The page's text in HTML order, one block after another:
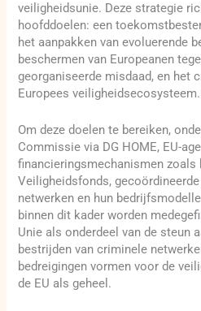
veiligheidsunie. Deze strategie
hoofddoelen: een
het aanpakken van evoluerende
beschermen van Europeanen
georganiseerde misdaad, en het
Europees veiligheidsecosysteem.
Om deze doelen te bereiken,
Commissie via DG HOME, EU-
financieringsmechanismen zoals
Veiligheidsfonds,
netwerken en hun
binnen dit kader worden
Unie als onderdeel van de steun
bestrijden van criminele
bedreigingen vormen voor de
de EU als geheel.